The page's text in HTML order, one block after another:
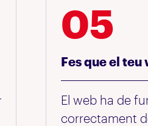
05
Fes que el
El web ha de
correctament